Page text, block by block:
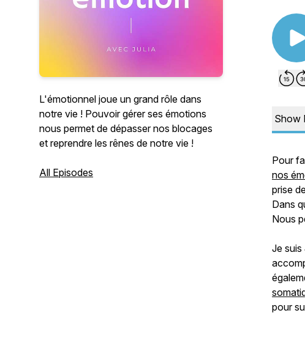
L'émotionnel joue un grand rôle dans
notre vie ! Pouvoir gérer ses émotions
nous permet de dépasser nos blocages
et reprendre les rênes de notre vie !
All Episodes
Show
Pour
nos
prise
Dans
Nous
Je
pour